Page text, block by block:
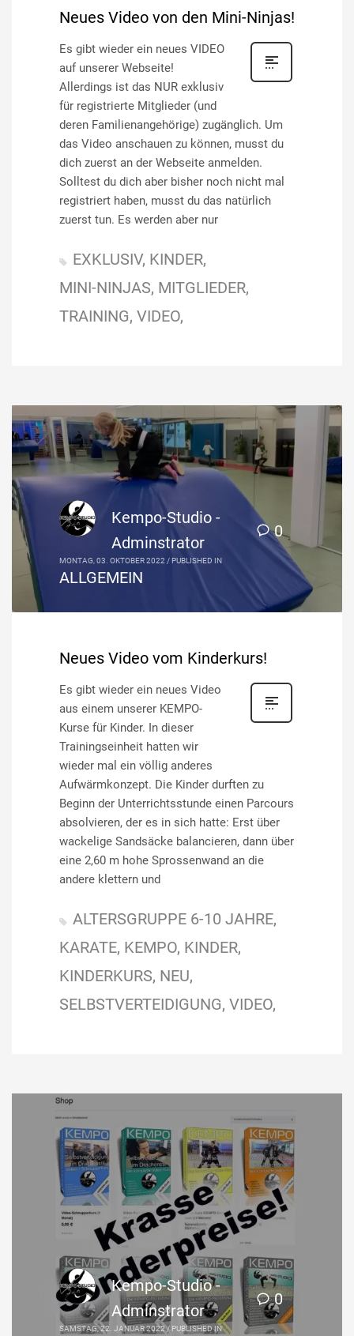
Neues Video von den Mini-Ninjas!
Es gibt wieder ein neues VIDEO
auf unserer Webseite!
Allerdings ist das NUR exklusiv
für registrierte Mitglieder (und
deren Familienangehörige) zugänglich. Um
das Video anschauen zu können, musst du
dich zuerst an der Webseite anmelden.
Solltest du dich aber bisher noch nicht mal
registriert haben, musst du das natürlich
zuerst tun. Es werden aber nur
EXKLUSIV KINDER
MINI-NINJAS MITGLIEDER
TRAINING VIDEO
0
Kempo-Studio -
Adminstrator
MONTAG, 03. OKTOBER 2022 /PUBLISHED IN
ALLGEMEIN
Neues Video vom Kinderkurs!
Es gibt wieder ein neues Video
aus einem unserer KEMPO-
Kurse für Kinder. In dieser
Trainingseinheit hatten wir
wieder mal ein völlig anderes
Aufwärmkonzept. Die Kinder durften zu
Beginn der Unterrichtsstunde einen Parcours
absolvieren, der es in sich hatte: Erst über
wackelige Sandsäcke balancieren, dann über
eine 2,60 m hohe Sprossenwand an die
andere klettern und
ALTERSGRUPPE 6-10 JAHRE
KARATE KEMPO KINDER
KINDERKURS NEU
SELBSTVERTEIDIGUNG VIDEO
0
Kempo-Studio -
Adminstrator
SAMSTAG, 22. JANUAR 2022/ PUBLISHED IN